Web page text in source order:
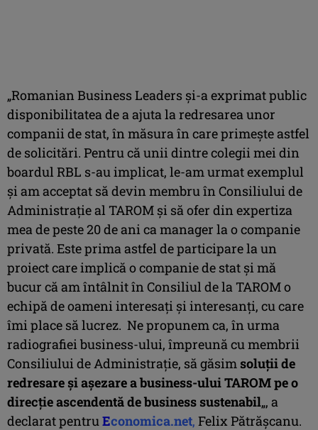
„Romanian Business Leaders și-a exprimat public
disponibilitatea de a ajuta la redresarea unor
companii de stat, în măsura în care primește astfel
de solicitări. Pentru că unii dintre colegii mei din
boardul RBL s-au implicat, le-am urmat exemplul
și am acceptat să devin membru în Consiliului de
Administrație al TAROM și să ofer din expertiza
mea de peste 20 de ani ca manager la o companie
privată. Este prima astfel de participare la un
proiect care implică o companie de stat și mă
bucur că am întâlnit în Consiliul de la TAROM o
echipă de oameni interesați și interesanți, cu care
îmi place să lucrez. Ne propunem ca, în urma
radiografiei business-ului, împreună cu membrii
Consiliului de Administrație, să găsim soluții de
redresare și așezare a business-ului TAROM pe o
direcție ascendentă de business sustenabil„, a
declarat pentruEconomica.net, Felix Pătrășcanu.